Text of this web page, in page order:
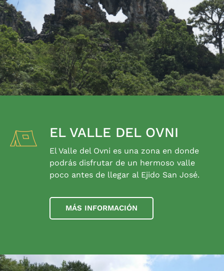
EL VALLE DEL OVNI
El Valle del Ovni es una zona en donde
podrás disfrutar de un hermoso valle
poco antes de llegar al Ejido San José.
MÁS INFORMACIÓN